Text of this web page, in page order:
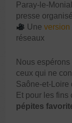
Paray-le-
presse
Uneversion
réseaux
Nous
ceux qui ne
Saône-et-Loire
Et pour les
pépites